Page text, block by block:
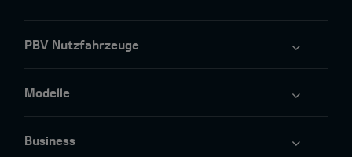
PBV Nutzfahrzeuge
Modelle
Business